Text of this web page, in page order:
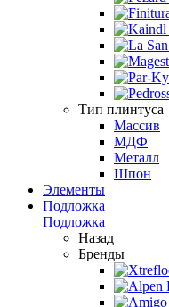
Тип плинтуса
Массив
МДФ
Металл
Шпон
Элементы
Подложка
Подложка
Назад
Бренды